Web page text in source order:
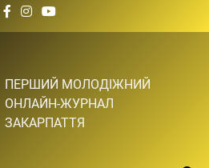
| BRO – ЦЕ
ПЕРШИЙ МОЛОДІЖНИЙ
ОНЛАЙН-ЖУРНАЛ
ЗАКАРПАТТЯ